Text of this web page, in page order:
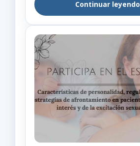
Continuar leyendo